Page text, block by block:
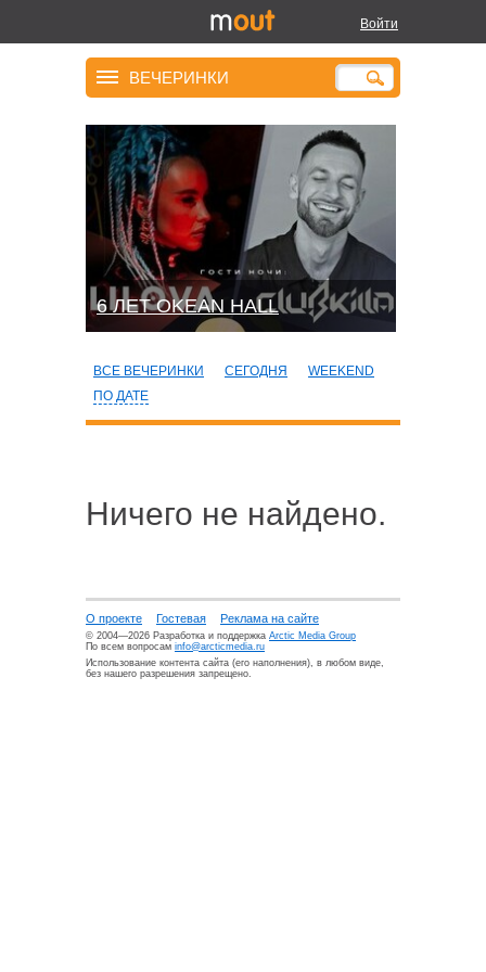
Войти
ВЕЧЕРИНКИ
6 ЛЕТ OKEAN HALL
ВСЕ ВЕЧЕРИНКИ СЕГОДНЯ
WEEKEND
ПО ДАТЕ
Ничего не найдено.
О проекте Гостевая Реклама на сайте
© 2004—2026 Разработка и поддержка Arctic Media Group
По всем вопросам info@arcticmedia.ru
Использование контента сайта (его наполнения), в любом виде,
без нашего разрешения запрещено.